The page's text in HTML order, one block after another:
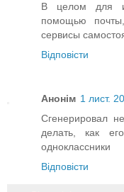
В целом для
помощью
сервисы
Відповісти
Анонім 1 лист.
Сгенерировал
делать, как
одноклассники
Відповісти